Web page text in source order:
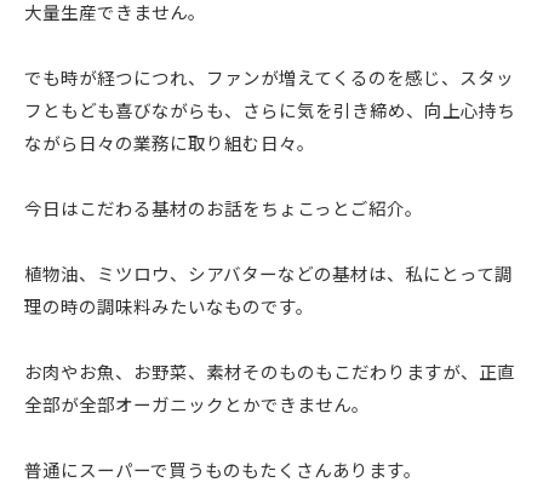
大量生産できません。
でも時が経つにつれ、ファンが増えてくるのを感じ、スタッ
フともども喜びながらも、さらに気を引き締め、向上心持ち
ながら日々の業務に取り組む日々。
今日はこだわる基材のお話をちょこっとご紹介。
植物油、ミツロウ、シアバターなどの基材は、私にとって調
理の時の調味料みたいなものです。
お肉やお魚、お野菜、素材そのものもこだわりますが、正直
全部が全部オーガニックとかできません。
普通にスーパーで買うものもたくさんあります。